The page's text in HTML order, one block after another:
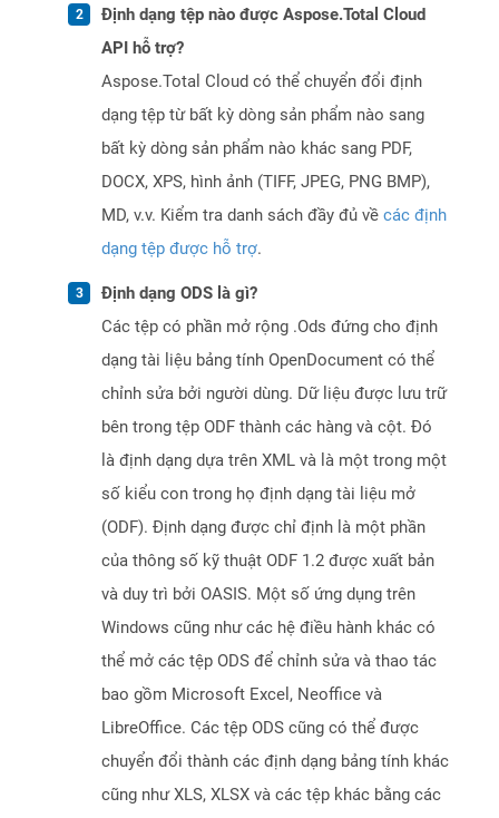
Định dạng tệp nào được Aspose.Total Cloud
API hỗ trợ?
Aspose.Total Cloud có thể chuyển đổi định
dạng tệp từ bất kỳ dòng sản phẩm nào sang
bất kỳ dòng sản phẩm nào khác sang PDF,
DOCX, XPS, hình ảnh (TIFF, JPEG, PNG BMP),
MD, v.v. Kiểm tra danh sách đầy đủ về các định
dạng tệp được hỗ trợ.
Định dạng ODS là gì?
Các tệp có phần mở rộng .Ods đứng cho định
dạng tài liệu bảng tính OpenDocument có thể
chỉnh sửa bởi người dùng. Dữ liệu được lưu trữ
bên trong tệp ODF thành các hàng và cột. Đó
là định dạng dựa trên XML và là một trong một
số kiểu con trong họ định dạng tài liệu mở
(ODF). Định dạng được chỉ định là một phần
của thông số kỹ thuật ODF 1.2 được xuất bản
và duy trì bởi OASIS. Một số ứng dụng trên
Windows cũng như các hệ điều hành khác có
thể mở các tệp ODS để chỉnh sửa và thao tác
bao gồm Microsoft Excel, Neoffice và
LibreOffice. Các tệp ODS cũng có thể được
chuyển đổi thành các định dạng bảng tính khác
cũng như XLS, XLSX và các tệp khác bằng các